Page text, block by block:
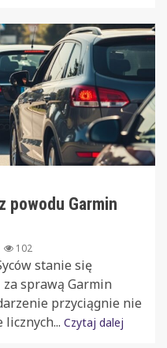
powodu Garmin
102
stanie się
sprawą Garmin
przyciągnie nie
Czytaj dalej